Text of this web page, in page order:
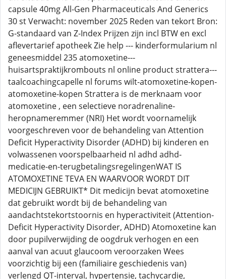
capsule 40mg All-Gen Pharmaceuticals And Generics
30 st Verwacht: november 2025 Reden van tekort Bron:
G-standaard van Z-Index Prijzen zijn incl BTW en excl
aflevertarief apotheek Zie help --- kinderformularium nl
geneesmiddel 235 atomoxetine---
huisartspraktijkrombouts nl online product strattera---
taalcoachingcapelle nl forums wilt-atomoxetine-kopen-
atomoxetine-kopen Strattera is de merknaam voor
atomoxetine , een selectieve noradrenaline-
heropnameremmer (NRI) Het wordt voornamelijk
voorgeschreven voor de behandeling van Attention
Deficit Hyperactivity Disorder (ADHD) bij kinderen en
volwassenen voorspelbaarheid nl adhd adhd-
medicatie-en-terugbetalingsregelingenWAT IS
ATOMOXETINE TEVA EN WAARVOOR WORDT DIT
MEDICIJN GEBRUIKT* Dit medicijn bevat atomoxetine
dat gebruikt wordt bij de behandeling van
aandachtstekortstoornis en hyperactiviteit (Attention-
Deficit Hyperactivity Disorder, ADHD) Atomoxetine kan
door pupilverwijding de oogdruk verhogen en een
aanval van acuut glaucoom veroorzaken Wees
voorzichtig bij een (familiaire geschiedenis van)
verlengd QT-interval, hypertensie, tachycardie,